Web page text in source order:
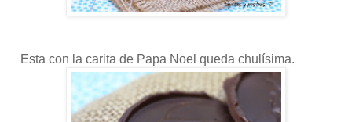
Esta con la carita de Papa Noel queda chulísima.